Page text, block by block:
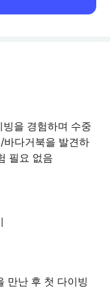
을 경험하며 수중
바다거북을 발견하
필요 없음
만난 후 첫 다이빙